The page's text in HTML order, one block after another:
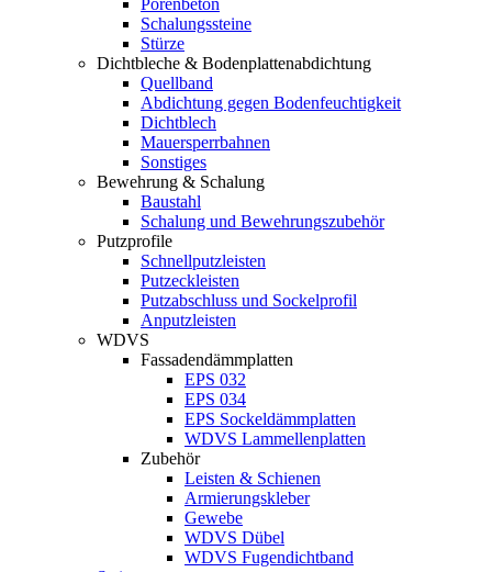
Porenbeton
Schalungssteine
Stürze
Dichtbleche & Bodenplattenabdichtung
Quellband
Abdichtung gegen Bodenfeuchtigkeit
Dichtblech
Mauersperrbahnen
Sonstiges
Bewehrung & Schalung
Baustahl
Schalung und Bewehrungszubehör
Putzprofile
Schnellputzleisten
Putzeckleisten
Putzabschluss und Sockelprofil
Anputzleisten
WDVS
Fassadendämmplatten
EPS 032
EPS 034
EPS Sockeldämmplatten
WDVS Lammellenplatten
Zubehör
Leisten & Schienen
Armierungskleber
Gewebe
WDVS Dübel
WDVS Fugendichtband